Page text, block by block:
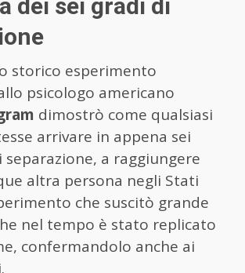
dei sei gradi di
storico esperimento
psicologo americano
dimostrò come qualsiasi
arrivare in appena sei
separazione, a raggiungere
altra persona negli Stati
che suscitò grande
nel tempo è stato replicato
confermandolo anche ai